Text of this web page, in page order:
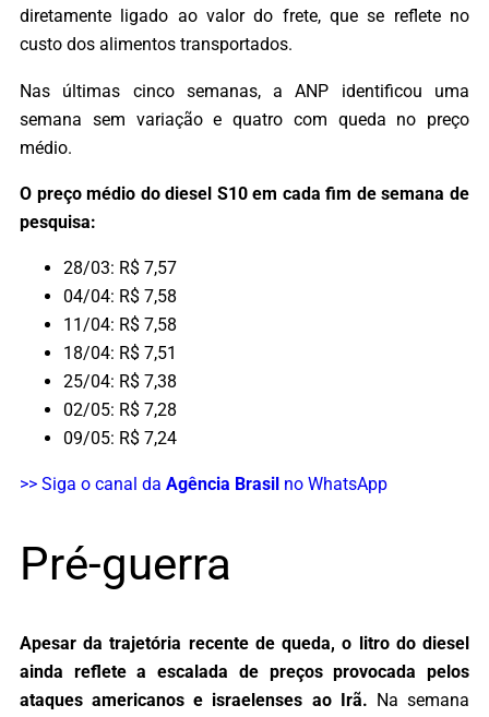
diretamente ligado ao valor do frete, que se reflete no
custo dos alimentos transportados.
Nas últimas cinco semanas, a ANP identificou uma
semana sem variação e quatro com queda no preço
médio.
O preço médio do diesel S10 em cada fim de semana de
pesquisa:
28/03: R$ 7,57
04/04: R$ 7,58
11/04: R$ 7,58
18/04: R$ 7,51
25/04: R$ 7,38
02/05: R$ 7,28
09/05: R$ 7,24
>> Siga o canal da Agência Brasil no WhatsApp
Pré-guerra
Apesar da trajetória recente de queda, o litro do diesel
ainda reflete a escalada de preços provocada pelos
ataques americanos e israelenses ao Irã. Na semana